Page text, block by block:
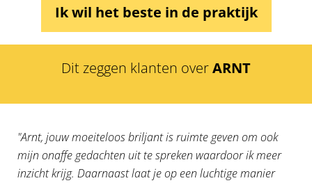
Ik wil het beste in de praktijk
Dit zeggen klanten overARNT
"Arnt, jouw moeiteloos briljant is ruimte geven om ook
mijn onaffe gedachten uit te spreken waardoor ik meer
inzicht krijg. Daarnaast laat je op een luchtige manier